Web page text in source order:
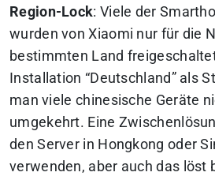
Region-Lock: Viele der
wurden von Xiaomi nur für die
bestimmten Land
Installation “Deutschland” als
man viele chinesische Geräte
umgekehrt. Eine
den Server in Hongkong oder
verwenden, aber auch das löst